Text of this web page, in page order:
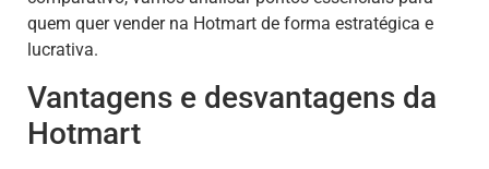
quem quer vender na Hotmart de forma estratégica e
lucrativa.
Vantagens e desvantagens da
Hotmart